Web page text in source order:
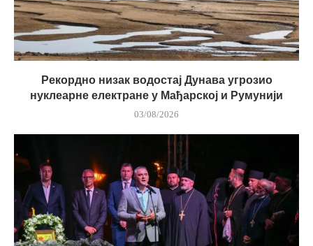
Рекордно низак водостај Дунава угрозио
нуклеарне електране у Мађарској и Румунији
03/08/2026